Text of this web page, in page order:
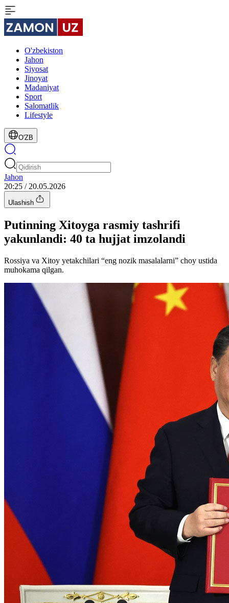
O'zbekiston
Jahon
Siyosat
Jinoyat
Madaniyat
Sport
Salomatlik
Lifestyle
O'ZB
Jahon
20:25 / 20.05.2026
Ulashish
Putinning Xitoyga rasmiy tashrifi
yakunlandi: 40 ta hujjat imzolandi
Rossiya va Xitoy yetakchilari “eng nozik masalalarni” choy ustida
muhokama qilgan.